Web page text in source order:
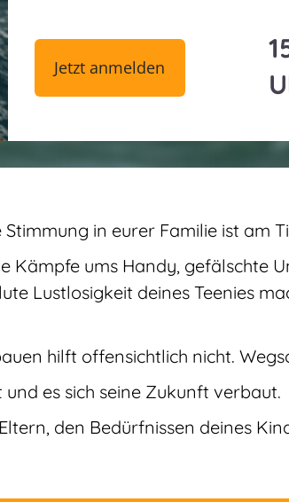
Jetzt anmelden
in eurer Familie ist am
Kämpfe ums Handy, gefälschte
Lustlosigkeit deines Teenies
hilft offensichtlich nicht.
es sich seine Zukunft verbaut.
den Bedürfnissen deines